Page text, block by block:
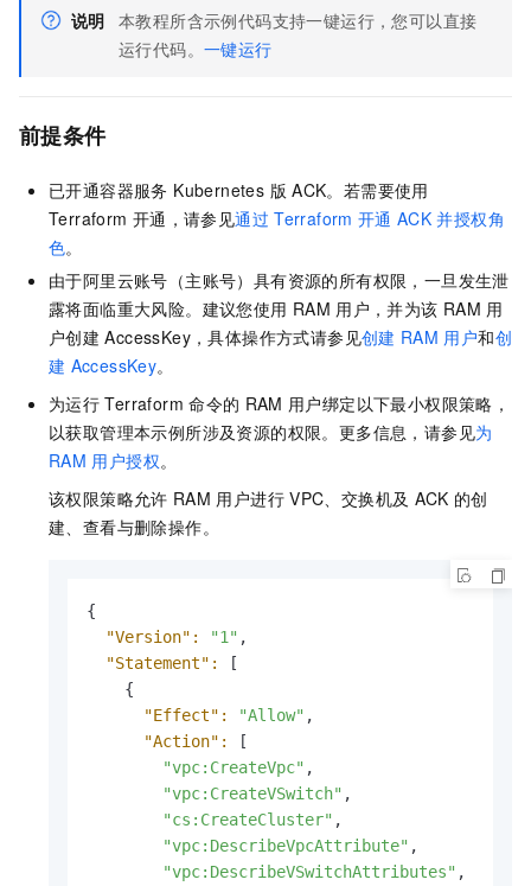
说明 本教程所含示例代码支持一键运行，您可以直接
运行代码。 一键运行
前提条件
已开通容器服务 Kubernetes 版 ACK。若需要使用
Terraform 开通，请参见通过 Terraform 开通 ACK 并授权角
色。
由于阿里云账号（主账号）具有资源的所有权限，一旦发生泄
露将面临重大风险。建议您使用 RAM 用户，并为该 RAM 用
户创建 AccessKey，具体操作方式请参见创建 RAM 用户和创
建 AccessKey。
为运行 Terraform 命令的 RAM 用户绑定以下最小权限策略，
以获取管理本示例所涉及资源的权限。更多信息，请参见为
RAM 用户授权。
该权限策略允许 RAM 用户进行 VPC、交换机及 ACK 的创
建、查看与删除操作。
{
"Version":
"1" ,
"Statement":
[
    {
"Effect":
"Allow" ,
"Action":
[
"vpc:CreateVpc" ,
"vpc:CreateVSwitch" ,
"cs:CreateCluster" ,
"vpc:DescribeVpcAttribute" ,
"vpc:DescribeVSwitchAttributes" ,